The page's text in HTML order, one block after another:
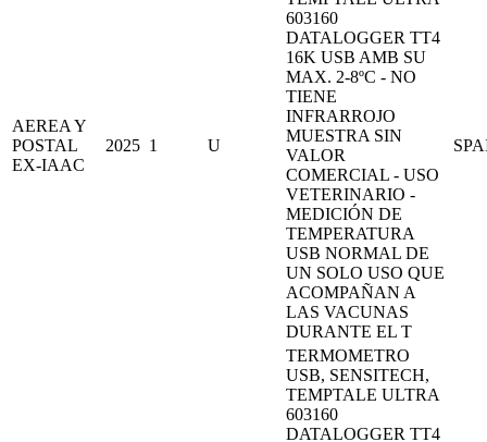
AEREA Y
POSTAL
EX-IAAC
2025 1 U
603160
DATALOGGER TT4
16K USB AMB SU
MAX. 2-8ºC - NO
TIENE
INFRARROJO
MUESTRA SIN
VALOR
COMERCIAL - USO
VETERINARIO -
MEDICIÓN DE
TEMPERATURA
USB NORMAL DE
UN SOLO USO QUE
ACOMPAÑAN A
LAS VACUNAS
DURANTE EL T
TERMOMETRO
USB, SENSITECH,
TEMPTALE ULTRA
603160
DATALOGGER TT4